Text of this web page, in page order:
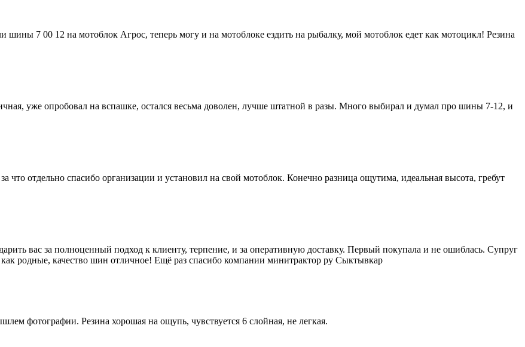
7 00 12 на мотоблок Агрос, теперь могу и на мотоблоке ездить на рыбалку, мой мотоблок едет как мотоцикл! Резина
уже опробовал на вспашке, остался весьма доволен, лучше штатной в разы. Много выбирал и думал про шины 7-12, и
отдельно спасибо организации и установил на свой мотоблок. Конечно разница ощутима, идеальная высота, гребут
вас за полноценный подход к клиенту, терпение, и за оперативную доставку. Первый покупала и не ошиблась. Супруг
родные, качество шин отличное! Ещё раз спасибо компании минитрактор ру Сыктывкар
фотографии. Резина хорошая на ощупь, чувствуется 6 слойная, не легкая.